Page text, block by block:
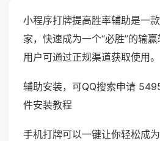
小程序打牌提高胜率辅助是一
家，快速成为一个“必胜”的输
用户可通过正规渠道获取使用。
辅助安装，可QQ搜索申请
件安装教程
手机打牌可以一键让你轻松成